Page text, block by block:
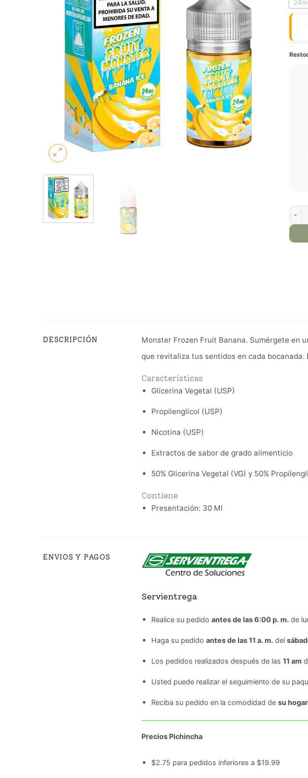
DESCRIPCIÓN
Monster Frozen Fruit Banana. Sumérgete en
que revitaliza tus sentidos en cada
Características
Glicerina Vegetal (USP)
Propilenglicol (USP)
Nicotina (USP)
Extractos de sabor de grado alimenticio
50% Glicerina Vegetal (VG) y 50%
Contiene
Presentación: 30 Ml
ENVIOS Y PAGOS
Servientrega
Realice su pedido antes de las 6:00 p. m.de
Haga su pedido antes de las 11 a. m.del
Los pedidos realizados después de las 11 am
Usted puede realizar el seguimiento de su
Reciba su pedido en la comodidad de su hogar
Precios Pichincha
$2.75 para pedidos inferiores a $19.99